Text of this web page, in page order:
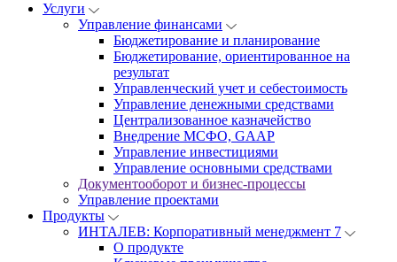
Услуги
Управление финансами
Бюджетирование и планирование
Бюджетирование, ориентированное на
результат
Управленческий учет и себестоимость
Управление денежными средствами
Централизованное казначейство
Внедрение МСФО, GAAP
Управление инвестициями
Управление основными средствами
Документооборот и бизнес-процессы
Управление проектами
Продукты
ИНТАЛЕВ: Корпоративный менеджмент 7
О продукте